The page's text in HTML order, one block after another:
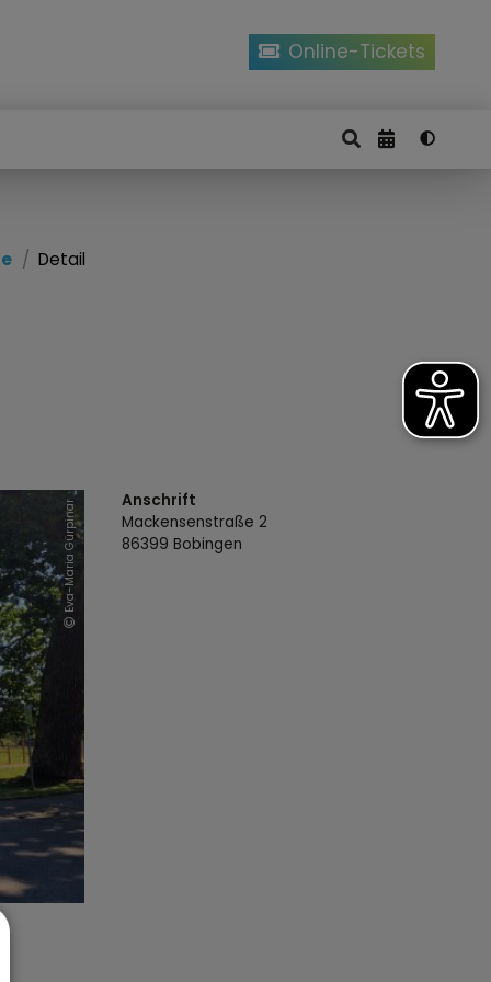
Online-Tickets
Detail
Eva-Maria Gürpinar
Anschrift
Mackensenstraße2
86399Bobingen